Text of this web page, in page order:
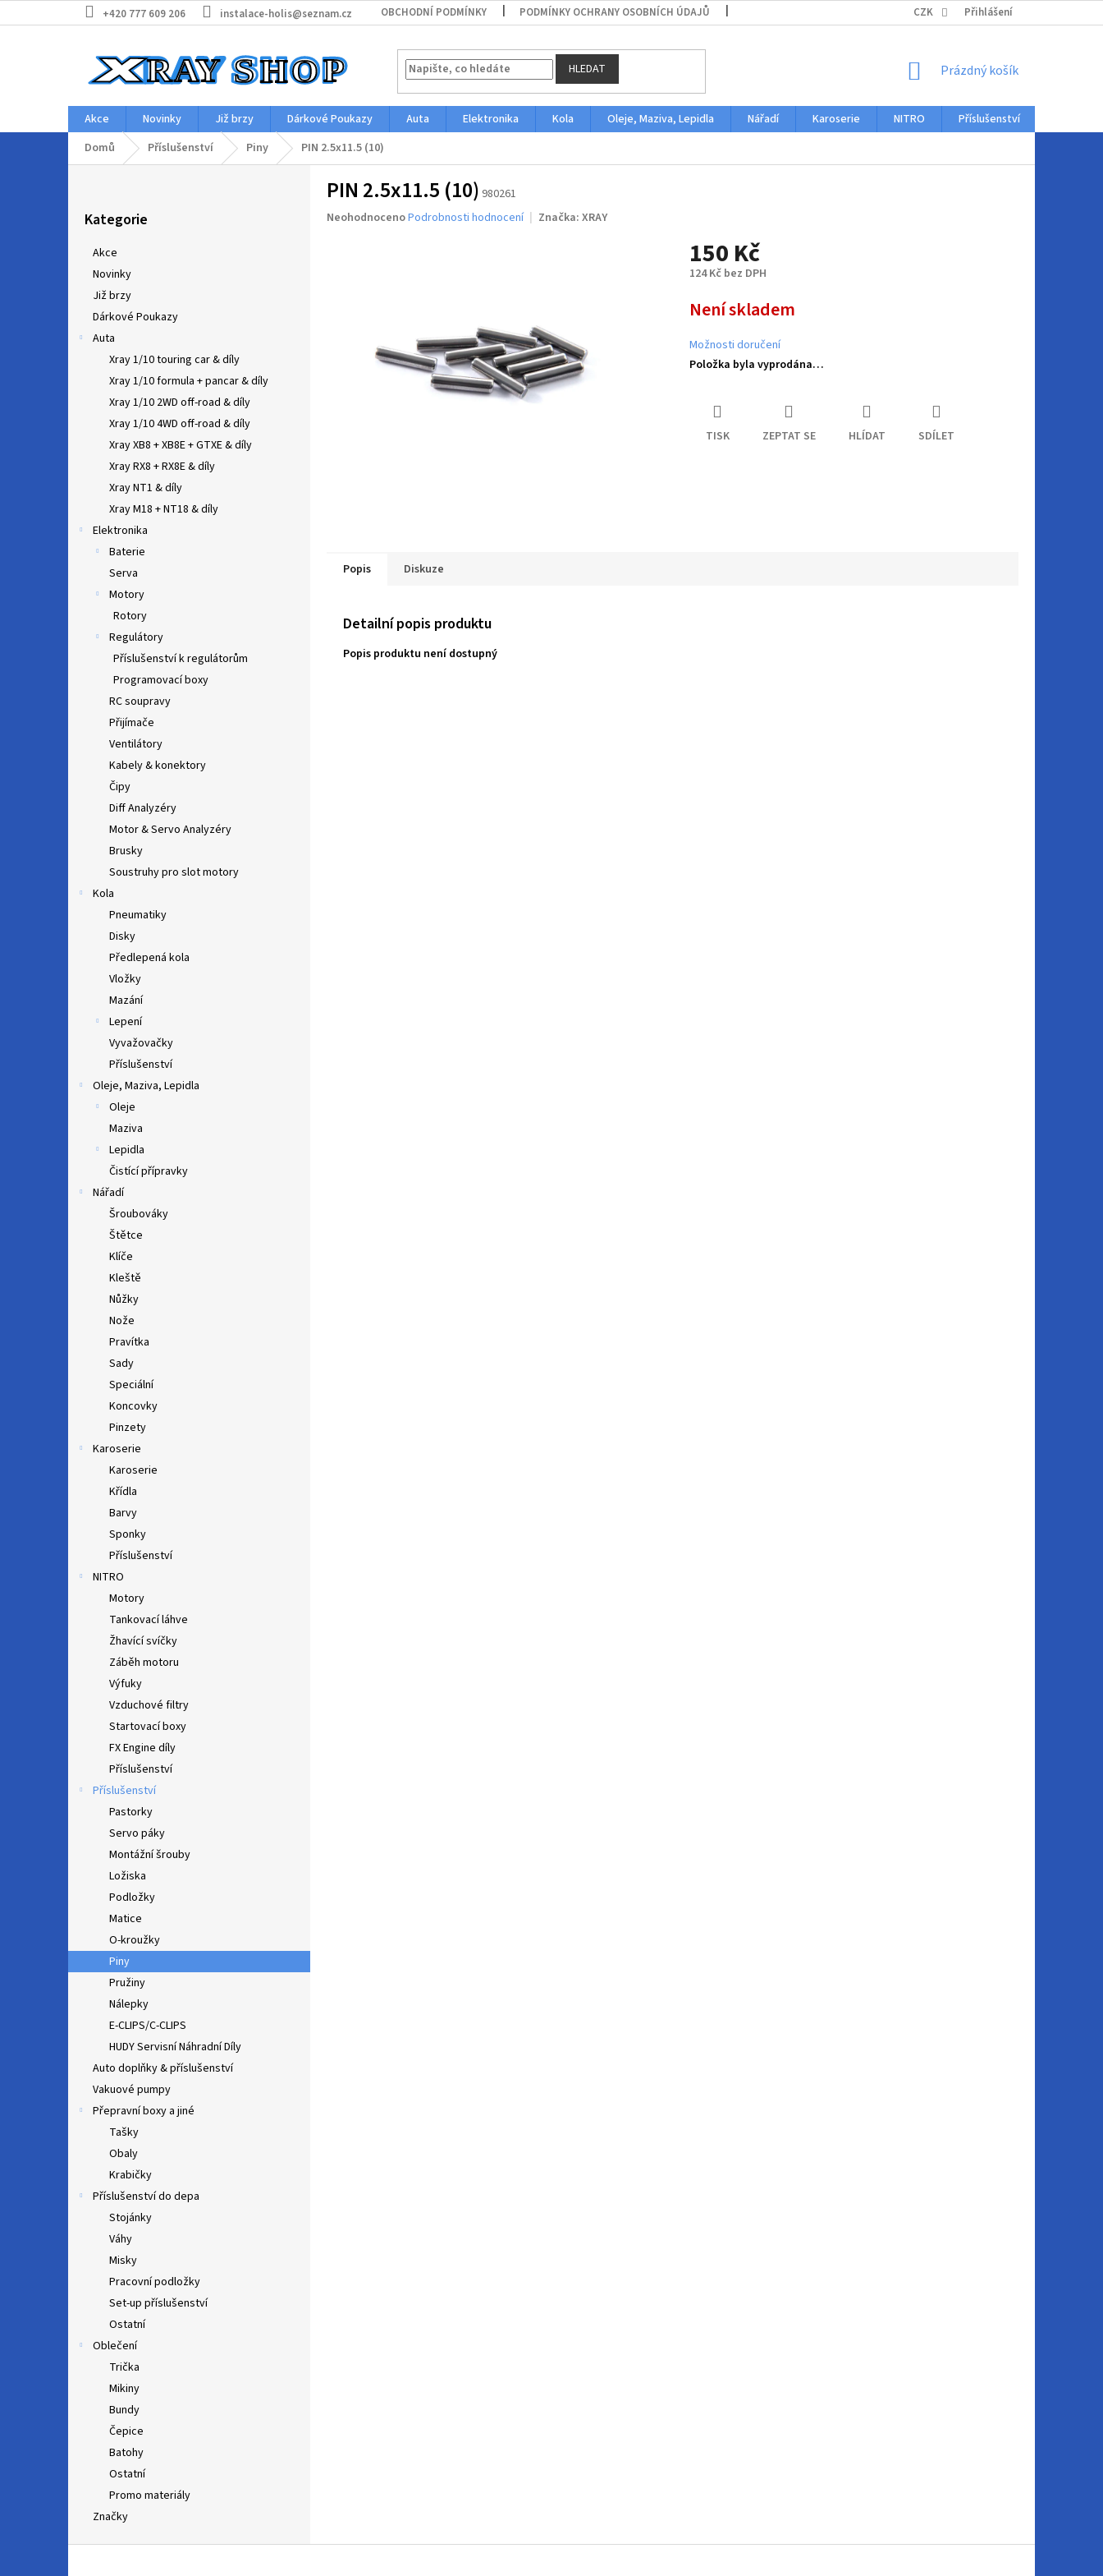
na
+420 777 609 206 instalace-holis@seznam.cz OBCHODNÍ PODMÍNKY PODMÍNKY OCHRANY OSOBNÍCH ÚDAJŮ CZK Přihlášení
HLEDAT
NÁKUPNÍ
Prázdný košík
Akce Novinky Již brzy Dárkové Poukazy Auta Elektronika Kola Oleje, Maziva, Lepidla Nářadí Karoserie NITRO Příslušenství
Domů
Příslušenství Piny PIN 2.5x11.5 (10)
kategorie
Kategorie
Akce
Novinky
Již brzy
Dárkové Poukazy
Auta
Xray 1/10 touring car & díly
Xray 1/10 formula + pancar & díly
Xray 1/10 2WD off-road & díly
Xray 1/10 4WD off-road & díly
Xray XB8 + XB8E + GTXE & díly
Xray RX8 + RX8E & díly
Xray NT1 & díly
Xray M18 + NT18 & díly
Elektronika
Baterie
Serva
Motory
Rotory
Regulátory
Příslušenství k regulátorům
Programovací boxy
RC soupravy
Přijímače
Ventilátory
Kabely & konektory
Čipy
Diff Analyzéry
Motor & Servo Analyzéry
Brusky
Soustruhy pro slot motory
Kola
Pneumatiky
Disky
Předlepená kola
Vložky
Mazání
Lepení
Vyvažovačky
Příslušenství
Oleje, Maziva, Lepidla
Oleje
Maziva
Lepidla
Čistící přípravky
Nářadí
Šroubováky
Štětce
Klíče
Kleště
Nůžky
Nože
Pravítka
Sady
Speciální
Koncovky
Pinzety
Karoserie
Karoserie
Křídla
Barvy
Sponky
Příslušenství
NITRO
Motory
Tankovací láhve
Žhavící svíčky
Záběh motoru
Výfuky
Vzduchové filtry
Startovací boxy
FX Engine díly
Příslušenství
Příslušenství
Pastorky
Servo páky
Montážní šrouby
Ložiska
Podložky
Matice
O-kroužky
Piny
Pružiny
Nálepky
E-CLIPS/C-CLIPS
HUDY Servisní Náhradní Díly
Auto doplňky & příslušenství
Vakuové pumpy
Přepravní boxy a jiné
Tašky
Obaly
Krabičky
Příslušenství do depa
Stojánky
Váhy
Misky
Pracovní podložky
Set-up příslušenství
Ostatní
Oblečení
Trička
Mikiny
Bundy
Čepice
Batohy
Ostatní
Promo materiály
Značky
PIN 2.5x11.5 (10) 980261
Průměrné
NeohodnocenoPodrobnosti hodnocení Značka: XRAY
150 Kč
124 Kč bez DPH
cena:
Není skladem
Možnosti doručení
Položka byla vyprodána…
TISK ZEPTAT SE HLÍDAT SDÍLET
Popis Diskuze
Detailní popis produktu
Popis produktu není dostupný